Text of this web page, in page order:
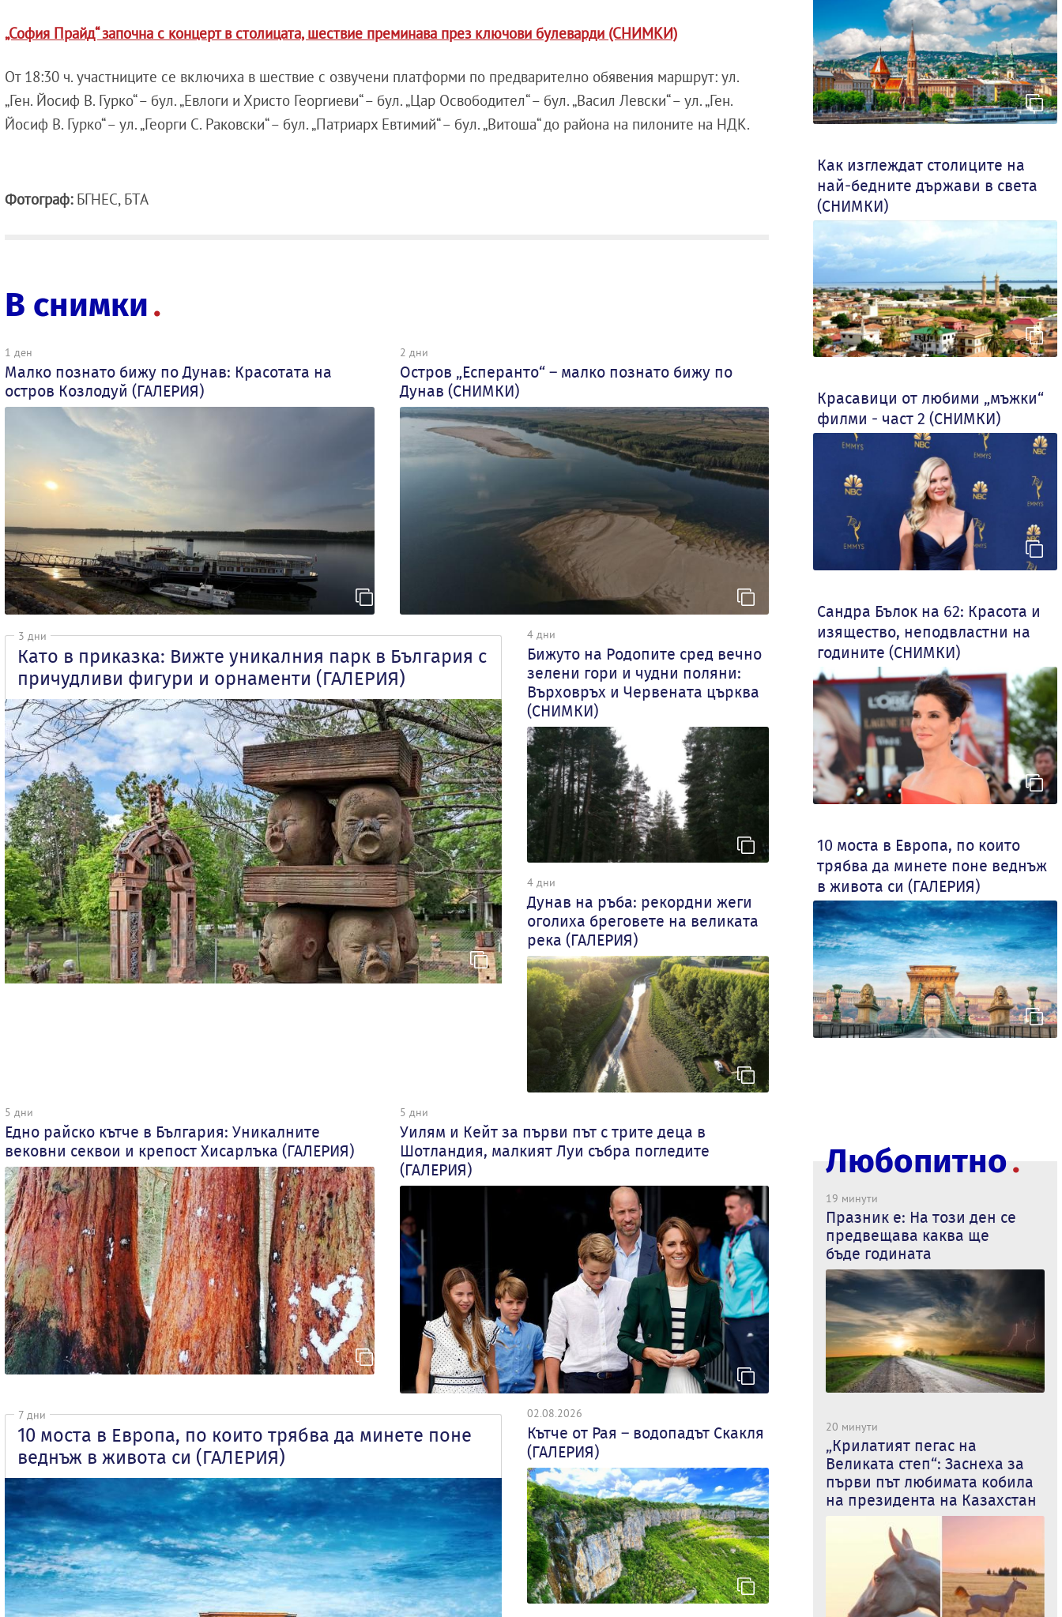
„София Прайд“ започна с концерт в столицата, шествие преминава през ключови булеварди (СНИМКИ)
От 18:30 ч. участниците се включиха в шествие с озвучени платформи по предварително обявения маршрут: ул.
„Ген. Йосиф В. Гурко“ – бул. „Евлоги и Христо Георгиеви“ – бул. „Цар Освободител“ – бул. „Васил Левски“ – ул. „Ген.
Йосиф В. Гурко“ – ул. „Георги С. Раковски“ – бул. „Патриарх Евтимий“ – бул. „Витоша“ до района на пилоните на НДК.
Фотограф: БГНЕС, БТА
В снимки
1 ден
Малко познато бижу по Дунав: Красотата на
остров Козлодуй (ГАЛЕРИЯ)
2 дни
Остров „Есперанто“ – малко познато бижу по
Дунав (СНИМКИ)
3 дни
Като в приказка: Вижте уникалния парк в България с
причудливи фигури и орнаменти (ГАЛЕРИЯ)
4 дни
Бижуто на Родопите сред вечно
зелени гори и чудни поляни:
Върховръх и Червената църква
(СНИМКИ)
4 дни
Дунав на ръба: рекордни жеги
оголиха бреговете на великата
река (ГАЛЕРИЯ)
5 дни
Едно райско кътче в България: Уникалните
вековни секвои и крепост Хисарлъка (ГАЛЕРИЯ)
5 дни
Уилям и Кейт за първи път с трите деца в
Шотландия, малкият Луи събра погледите
(ГАЛЕРИЯ)
7 дни
10 моста в Европа, по които трябва да минете поне
веднъж в живота си (ГАЛЕРИЯ)
02.08.2026
Кътче от Рая – водопадът Скакля
(ГАЛЕРИЯ)
Как изглеждат столиците на
най-бедните държави в света
(СНИМКИ)
Красавици от любими „мъжки“
филми - част 2 (СНИМКИ)
Сандра Бълок на 62: Красота и
изящество, неподвластни на
годините (СНИМКИ)
10 моста в Европа, по които
трябва да минете поне веднъж
в живота си (ГАЛЕРИЯ)
Любопитно
19 минути
Празник е: На този ден се
предвещава каква ще
бъде годината
20 минути
„Крилатият пегас на
Великата степ“: Заснеха за
първи път любимата кобила
на президента на Казахстан